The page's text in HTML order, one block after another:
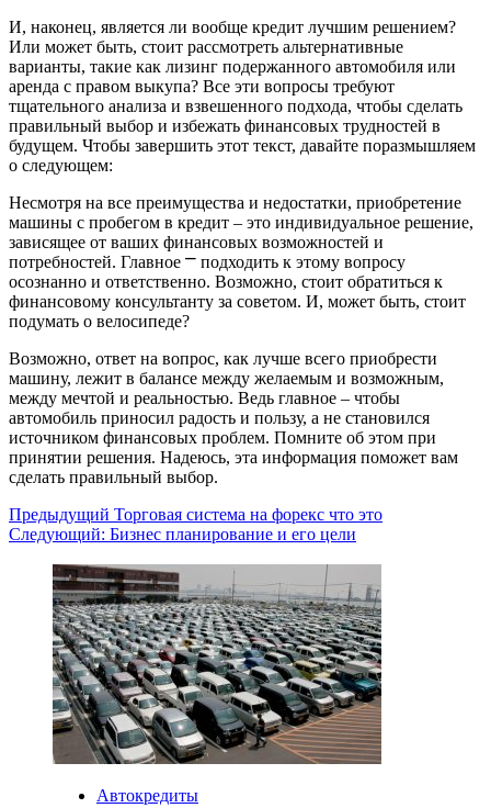
И, наконец, является ли вообще кредит лучшим решением?
Или может быть, стоит рассмотреть альтернативные
варианты, такие как лизинг подержанного автомобиля или
аренда с правом выкупа? Все эти вопросы требуют
тщательного анализа и взвешенного подхода, чтобы сделать
правильный выбор и избежать финансовых трудностей в
будущем. Чтобы завершить этот текст, давайте поразмышляем
о следующем:
Несмотря на все преимущества и недостатки, приобретение
машины с пробегом в кредит – это индивидуальное решение,
зависящее от ваших финансовых возможностей и
потребностей. Главное ⎻ подходить к этому вопросу
осознанно и ответственно. Возможно, стоит обратиться к
финансовому консультанту за советом. И, может быть, стоит
подумать о велосипеде?
Возможно, ответ на вопрос, как лучше всего приобрести
машину, лежит в балансе между желаемым и возможным,
между мечтой и реальностью. Ведь главное – чтобы
автомобиль приносил радость и пользу, а не становился
источником финансовых проблем. Помните об этом при
принятии решения. Надеюсь, эта информация поможет вам
сделать правильный выбор.
Навигация
записи
Предыдущий Торговая система на форекс что это
Следующий: Бизнес планирование и его цели
Автокредиты